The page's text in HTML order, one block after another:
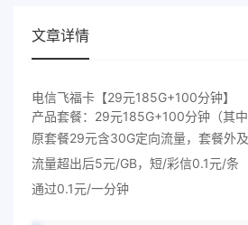
文章详情
电信飞福卡【29元185G+100分钟】
产品套餐：29元185G+100分钟（其
原套餐29元含30G定向流量，套餐外
流量超出后5元/GB，短/彩信0.1元/条
通过0.1元/一分钟